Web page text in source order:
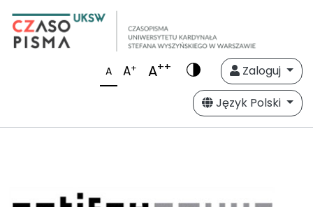
A A+ A++
Zaloguj
Język Polski